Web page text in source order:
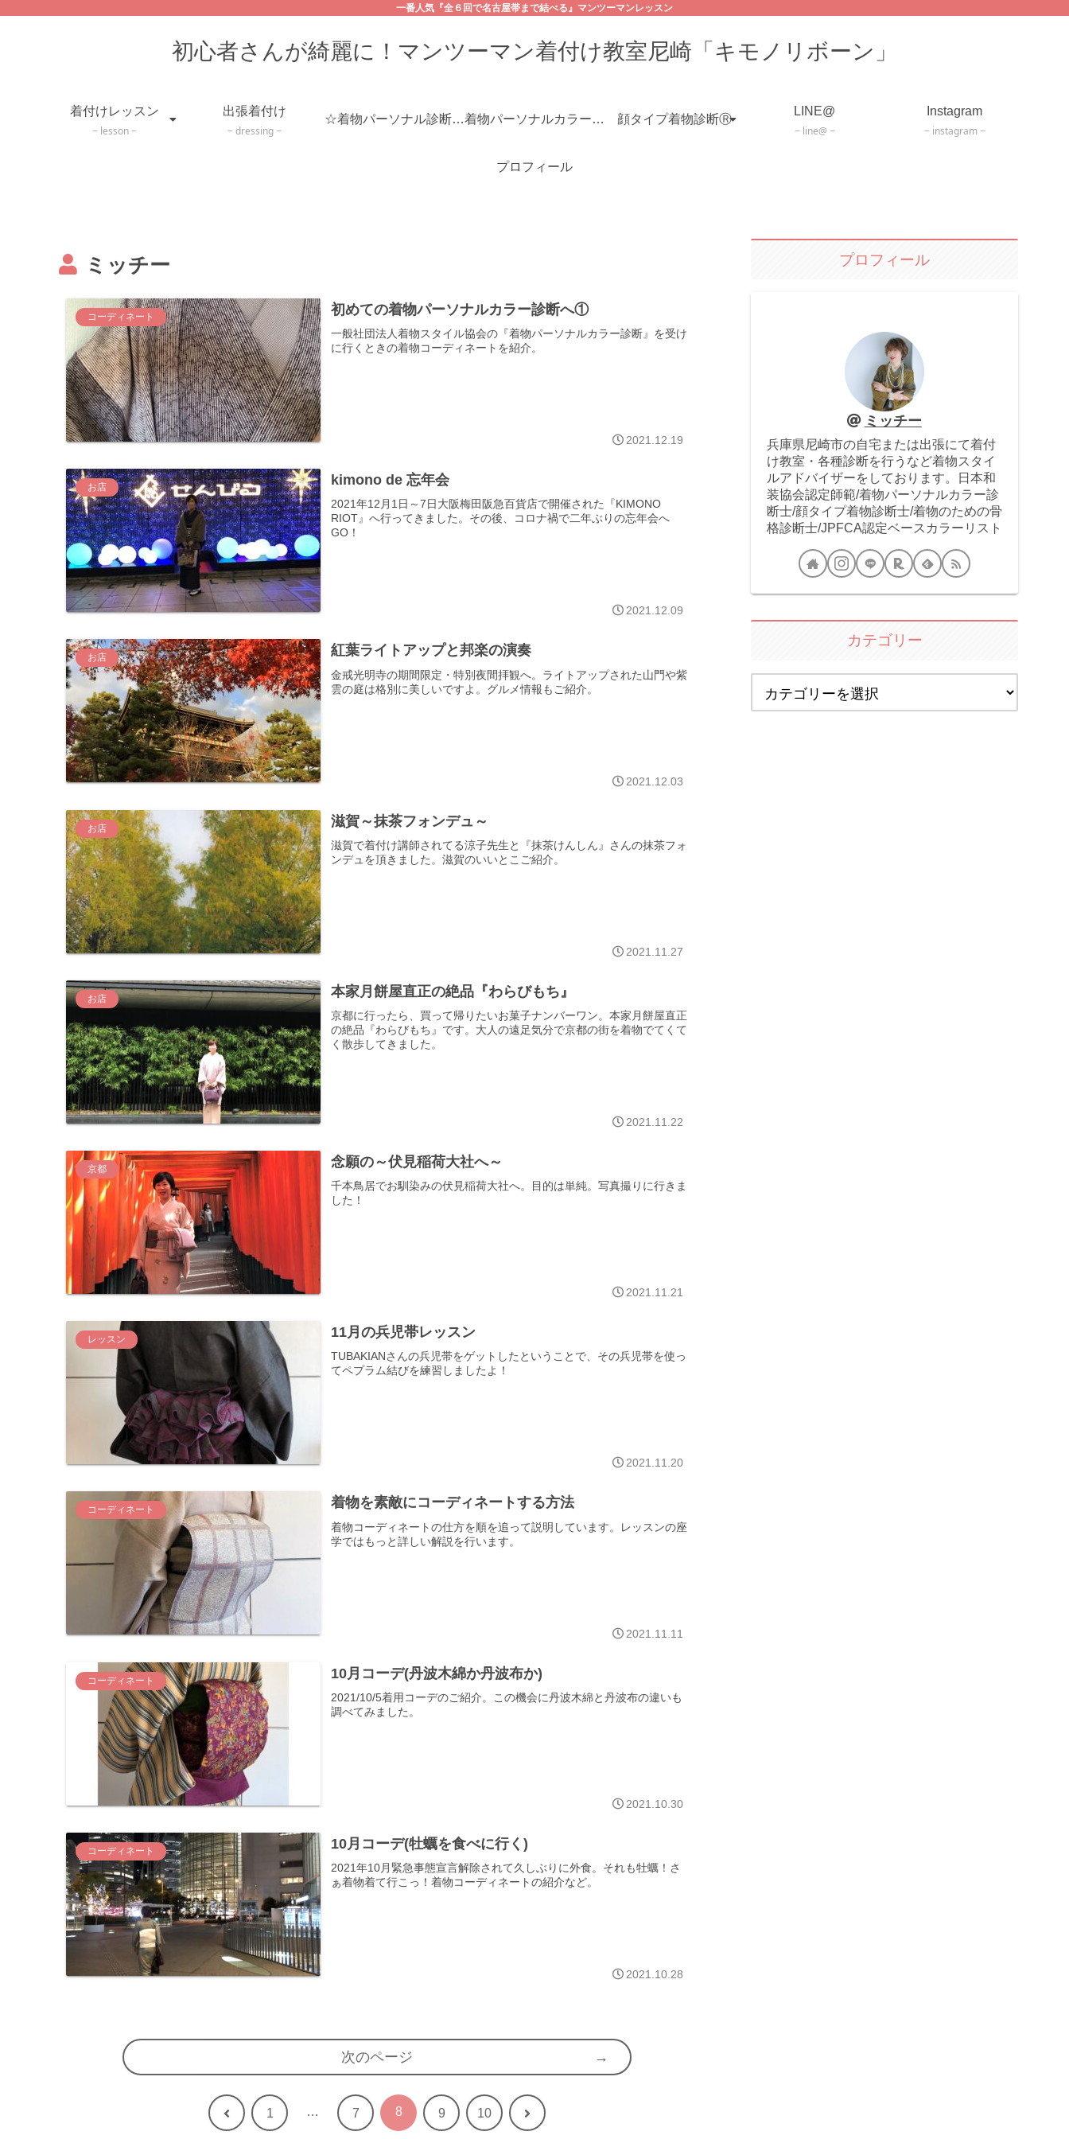
一番人気『全６回で名古屋帯まで結べる』マンツーマンレッスン
初心者さんが綺麗に！マンツーマン着付け教室尼崎「キモノリボーン」
着付けレッスン
lesson
出張着付け
dressing
☆着物パーソナル診断コース 着物パーソナルカラー診断 顔タイプ着物診断Ⓡ
LINE@
line@
Instagram
instagram
プロフィール
ミッチー
コーディネート 初めての着物パーソナルカラー診断へ①
一般社団法人着物スタイル協会の『着物パーソナルカラー診断』を受け
に行くときの着物コーディネートを紹介。
2021.12.19
お店 kimono de 忘年会
2021年12月1日～7日大阪梅田阪急百貨店で開催された『KIMONO
RIOT』へ行ってきました。その後、コロナ禍で二年ぶりの忘年会へ
GO！
2021.12.09
お店 紅葉ライトアップと邦楽の演奏
金戒光明寺の期間限定・特別夜間拝観へ。ライトアップされた山門や紫
雲の庭は格別に美しいですよ。グルメ情報もご紹介。
2021.12.03
お店 滋賀～抹茶フォンデュ～
滋賀で着付け講師されてる涼子先生と『抹茶けんしん』さんの抹茶フォ
ンデュを頂きました。滋賀のいいとこご紹介。
2021.11.27
お店 本家月餅屋直正の絶品『わらびもち』
京都に行ったら、買って帰りたいお菓子ナンバーワン。本家月餅屋直正
の絶品『わらびもち』です。大人の遠足気分で京都の街を着物でてくて
く散歩してきました。
2021.11.22
京都 念願の～伏見稲荷大社へ～
千本鳥居でお馴染みの伏見稲荷大社へ。目的は単純。写真撮りに行きま
した！
2021.11.21
レッスン 11月の兵児帯レッスン
TUBAKIANさんの兵児帯をゲットしたということで、その兵児帯を使っ
てペプラム結びを練習しましたよ！
2021.11.20
コーディネート 着物を素敵にコーディネートする方法
着物コーディネートの仕方を順を追って説明しています。レッスンの座
学ではもっと詳しい解説を行います。
2021.11.11
コーディネート 10月コーデ(丹波木綿か丹波布か)
2021/10/5着用コーデのご紹介。この機会に丹波木綿と丹波布の違いも
調べてみました。
2021.10.30
コーディネート 10月コーデ(牡蠣を食べに行く)
2021年10月緊急事態宣言解除されて久しぶりに外食。それも牡蠣！さ
ぁ着物着て行こっ！着物コーディネートの紹介など。
2021.10.28
次のページ
前 1 … 7 8 9 10 次
プロフィール
ミッチー
兵庫県尼崎市の自宅または出張にて着付
け教室・各種診断を行うなど着物スタイ
ルアドバイザーをしております。日本和
装協会認定師範/着物パーソナルカラー診
断士/顔タイプ着物診断士/着物のための骨
格診断士/JPFCA認定ベースカラーリスト
カテゴリー